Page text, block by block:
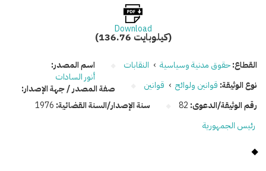
Download
(136.76 كيلوبايت)
القطاع:حقوق مدنية وسياسية › النقابات
نوع الوثيقة: قوانين ولوائح › قوانين
رقم الوثيقة/الدعوى: 82 سنة الإصدار/السنة القضائية: 1976
اسم المصدر:
أنور السادات
صفة المصدر / جهة الإصدار:
رئيس الجمهورية